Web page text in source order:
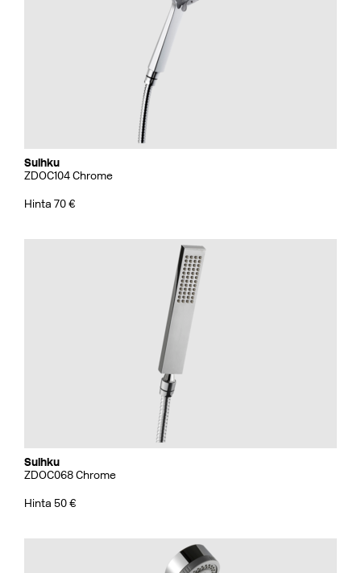
Suihku
ZDOC104 Chrome
Hinta 70 €
Suihku
ZDOC068 Chrome
Hinta 50 €